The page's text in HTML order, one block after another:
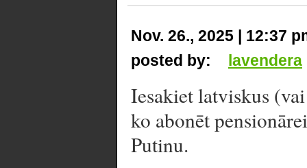
Nov. 26., 2025 | 12:37
posted by:
lavendera
Iesakiet latviskus
ko abonēt
Putinu.